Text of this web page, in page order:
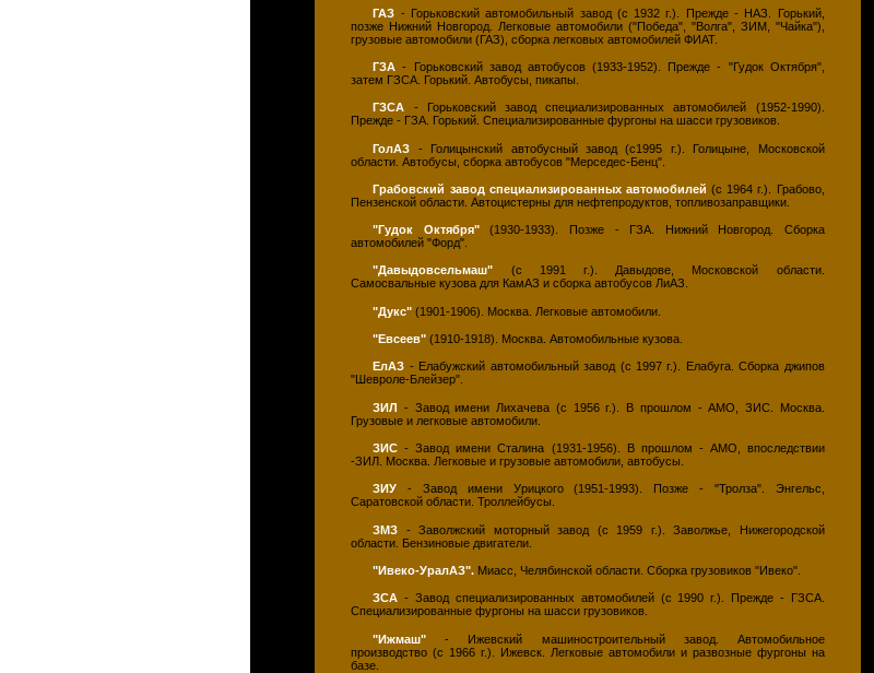
ГАЗ - Горьковский автомобильный завод (с 1932 г.). Прежде - НАЗ. Горький,
позже Нижний Новгород. Легковые автомобили ("Победа", "Волга", ЗИМ, "Чайка"),
грузовые автомобили (ГАЗ), сборка легковых автомобилей ФИАТ.
ГЗА - Горьковский завод автобусов (1933-1952). Прежде - "Гудок Октября",
затем ГЗСА. Горький. Автобусы, пикапы.
ГЗСА - Горьковский завод специализированных автомобилей (1952-1990).
Прежде - ГЗА. Горький. Специализированные фургоны на шасси грузовиков.
ГолАЗ - Голицынский автобусный завод (с1995 г.). Голицыне, Московской
области. Автобусы, сборка автобусов "Мерседес-Бенц".
Грабовский завод специализированных автомобилей (с 1964 г.). Грабово,
Пензенской области. Автоцистерны для нефтепродуктов, топливозаправщики.
"Гудок Октября"(1930-1933). Позже - ГЗА. Нижний Новгород. Сборка
автомобилей "Форд".
"Давыдовсельмаш" (с 1991 г.). Давыдове, Московской области.
Самосвальные кузова для КамАЗ и сборка автобусов ЛиАЗ.
"Дукс" (1901-1906). Москва. Легковые автомобили.
"Евсеев" (1910-1918). Москва. Автомобильные кузова.
ЕлАЗ - Елабужский автомобильный завод (с 1997 г.). Елабуга. Сборка джипов
"Шевроле-Блейзер".
ЗИЛ - Завод имени Лихачева (с 1956 г.). В прошлом - АМО, ЗИС. Москва.
Грузовые и легковые автомобили.
ЗИС - Завод имени Сталина (1931-1956). В прошлом - АМО, впоследствии
-ЗИЛ. Москва. Легковые и грузовые автомобили, автобусы.
ЗИУ - Завод имени Урицкого (1951-1993). Позже - "Тролза". Энгельс,
Саратовской области. Троллейбусы.
ЗМЗ - Заволжский моторный завод (с 1959 г.). Заволжье, Нижегородской
области. Бензиновые двигатели.
"Ивеко-УралАЗ". Миасс, Челябинской области. Сборка грузовиков "Ивеко".
ЗСА - Завод специализированных автомобилей (с 1990 г.). Прежде - ГЗСА.
Специализированные фургоны на шасси грузовиков.
"Ижмаш" - Ижевский машиностроительный завод. Автомобильное
производство (с 1966 г.). Ижевск. Легковые автомобили и развозные фургоны на
базе.